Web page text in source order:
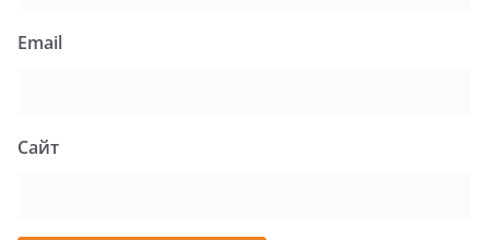
Email
Сайт